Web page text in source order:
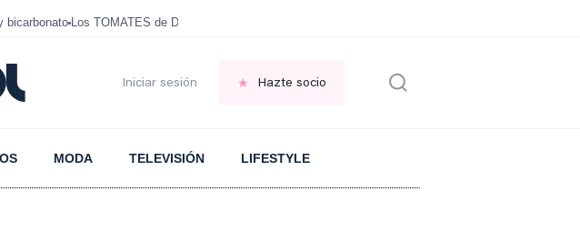
bicarbonato Los TOMATES de Dani García
Iniciar sesión Hazte socio
MODA TELEVISIÓN LIFESTYLE